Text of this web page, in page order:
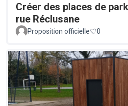
Créer des places de
rue Réclusane
Proposition officielle 0